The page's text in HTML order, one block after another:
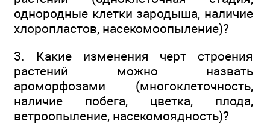
однородные клетки зародыша, наличие
хлоропластов, насекомоопыление)?
3. Какие изменения черт строения
растений можно назвать
ароморфозами (многоклеточность,
наличие побега, цветка, плода,
ветроопыление, насекомоядность)?